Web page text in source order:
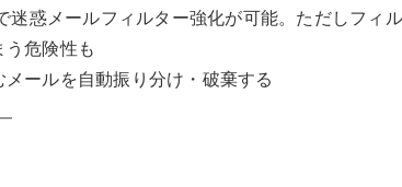
惑メールフィルター強化が可能。ただしフィル
危険性も
ールを自動振り分け・破棄する